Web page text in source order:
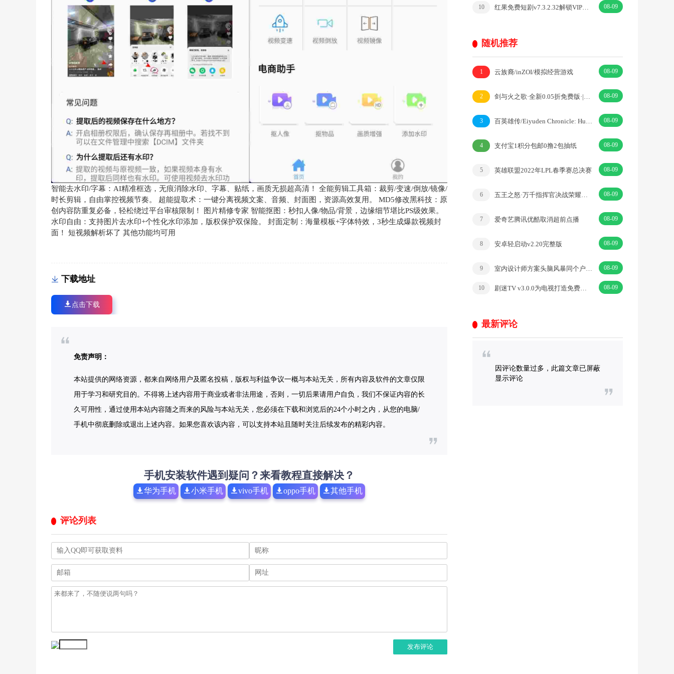
智能去水印/字幕：AI精准框选，无痕消除水印、字幕、贴纸，画质无损超高清！ 全能剪辑工具箱：裁剪/变速/倒放/镜像/
时长剪辑，自由掌控视频节奏。 超能提取术：一键分离视频文案、音频、封面图，资源高效复用。 MD5修改黑科技：原
创内容防重复必备，轻松绕过平台审核限制！ 图片精修专家 智能抠图：秒扣人像/物品/背景，边缘细节堪比PS级效果。
水印自由：支持图片去水印+个性化水印添加，版权保护双保险。 封面定制：海量模板+字体特效，3秒生成爆款视频封
面！ 短视频解析坏了 其他功能均可用
下载地址
点击下载
免责声明：
本站提供的网络资源，都来自网络用户及匿名投稿，版权与利益争议一概与本站无关，所有内容及软件的文章仅限
用于学习和研究目的。不得将上述内容用于商业或者非法用途，否则，一切后果请用户自负，我们不保证内容的长
久可用性，通过使用本站内容随之而来的风险与本站无关，您必须在下载和浏览后的24个小时之内，从您的电脑/
手机中彻底删除或退出上述内容。如果您喜欢该内容，可以支持本站且随时关注后续发布的精彩内容。
手机安装软件遇到疑问？来看教程直接解决？
华为手机 小米手机 vivo手机 oppo手机 其他手机
评论列表
发布评论
10 红果免费短剧v7.3.2.32解锁VIP会员版热门短剧 08-09
随机推荐
1 云族裔/inZOI/模拟经营游戏 08-09
2 剑与火之歌·全新0.05折免费版·|卡牌·魔幻 08-09
3 百英雄传/Eiyuden Chronicle: Hundred Heroes 08-09
4 支付宝1积分包邮0撸2包抽纸 08-09
5 英雄联盟2022年LPL春季赛总决赛 08-09
6 五王之怒·万千指挥官决战荣耀沙场！·|横屏·SLG 08-09
7 爱奇艺腾讯优酷取消超前点播 08-09
8 安卓轻启动v2.20完整版 08-09
9 室内设计师方案头脑风暴同个户型N种方案 08-09
10 剧迷TV v3.0.0为电视打造免费追剧盒子TV高级版 08-09
最新评论
因评论数量过多，此篇文章已屏蔽
显示评论